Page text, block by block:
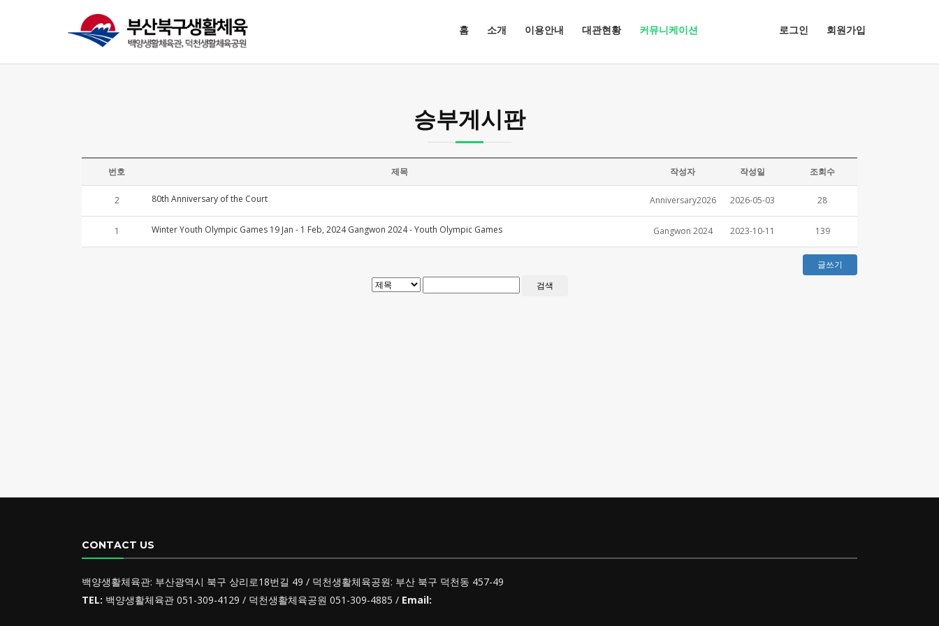
홈 소개 이용안내 대관현황 커뮤니케이션 로그인 회원가입
승부게시판
번호 제목 작성자 작성일 조회수
2 80th Anniversary of the Court Anniversary2026 2026-05-03 28
1 Winter Youth Olympic Games 19 Jan - 1 Feb, 2024 Gangwon 2024 - Youth Olympic Games Gangwon 2024 2023-10-11 139
글쓰기
검색
CONTACT US
백양생활체육관: 부산광역시 북구 상리로18번길 49 / 덕천생활체육공원: 부산 북구 덕천동 457-49
TEL: 백양생활체육관 051-309-4129 / 덕천생활체육공원 051-309-4885 / Email: